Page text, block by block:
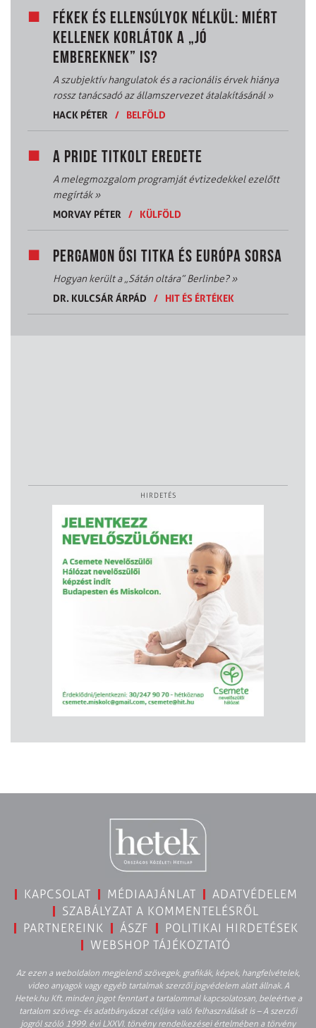
FÉKEK ÉS ELLENSÚLYOK NÉLKÜL: MIÉRT
KELLENEK KORLÁTOK A „JÓ
EMBEREKNEK” IS?
A szubjektív hangulatok és a racionális érvek hiánya
rossz tanácsadó az államszervezet átalakításánál»
HACK PÉTER
/ BELFÖLD
A PRIDE TITKOLT EREDETE
A melegmozgalom programját évtizedekkel ezelőtt
megírták»
MORVAY PÉTER
/ KÜLFÖLD
PERGAMON ŐSI TITKA ÉS EURÓPA SORSA
Hogyan került a „Sátán oltára” Berlinbe?»
DR. KULCSÁR ÁRPÁD
/ HIT ÉS ÉRTÉKEK
HIRDETÉS
KAPCSOLAT MÉDIAAJÁNLAT
ADATVÉDELEM
SZABÁLYZAT A KOMMENTELÉSRŐL
PARTNEREINK
ÁSZF
POLITIKAI HIRDETÉSEK
WEBSHOP TÁJÉKOZTATÓ
Az ezen a weboldalon megjelenő szövegek, grafikák, képek, hangfelvételek,
video anyagok vagy egyéb tartalmak szerzői jogvédelem alatt állnak. A
Hetek.hu Kft. minden jogot fenntart a tartalommal kapcsolatosan, beleértve a
tartalom szöveg- és adatbányászat céljára való felhasználását is – A szerzői
jogról szóló 1999. évi LXXVI. törvény rendelkezései értelmében a törvény